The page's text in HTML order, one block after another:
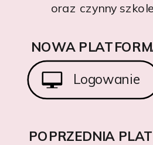
oraz czynny
Logowanie
NOWA
POPRZEDNIA